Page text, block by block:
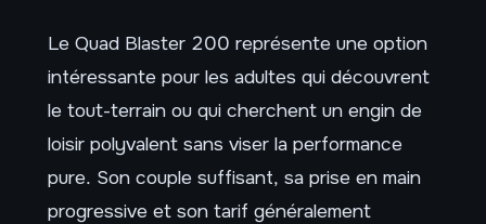
Le Quad Blaster 200 représente une option
intéressante pour les adultes qui découvrent
le tout-terrain ou qui cherchent un engin de
loisir polyvalent sans viser la performance
pure. Son couple suffisant, sa prise en main
progressive et son tarif généralement